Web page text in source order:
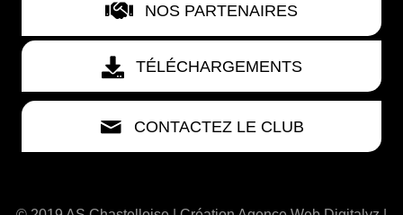
NOS PARTENAIRES
TÉLÉCHARGEMENTS
CONTACTEZ LE CLUB